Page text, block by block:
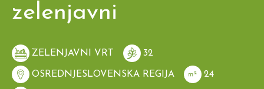
zelenjavni
ZELENJAVNI VRT 32
OSREDNJESLOVENSKA REGIJA 24